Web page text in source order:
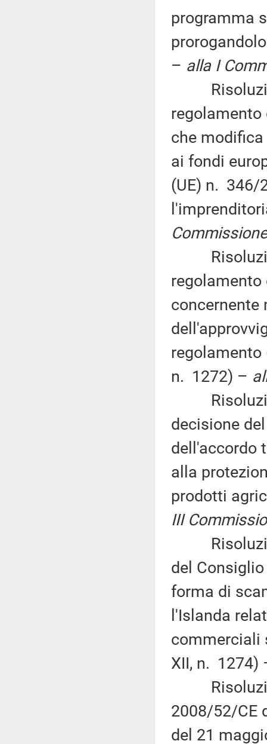
programma
– alla I
regolamento
che
ai fondi
(UE) n. 346/
regolamento
concernente
regolamento
n. 1272) –
decisione
dell'accordo
alla
prodotti
III
del
forma di
l'Islanda
commerciali
XII, n.
2008/52/CE
del 21